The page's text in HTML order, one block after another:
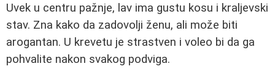
Uvek u centru pažnje, lav ima gustu kosu i kraljevski
stav. Zna kako da zadovolji ženu, ali može biti
arogantan. U krevetu je strastven i voleo bi da ga
pohvalite nakon svakog podviga.